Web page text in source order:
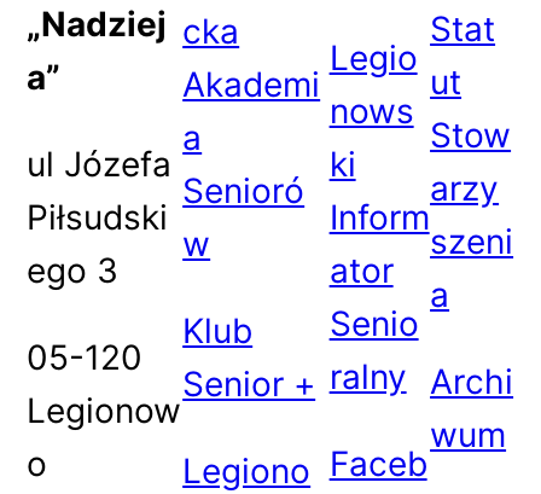
„Nadziej
a”
ul Józefa
Piłsudski
ego 3
05-120
Legionow
o
cka
Akademi
a
Senioró
w
Klub
Senior +
Legiono
Legio
nows
ki
Inform
ator
Senio
ralny
Faceb
Stat
ut
Stow
arzy
szeni
a
Archi
wum